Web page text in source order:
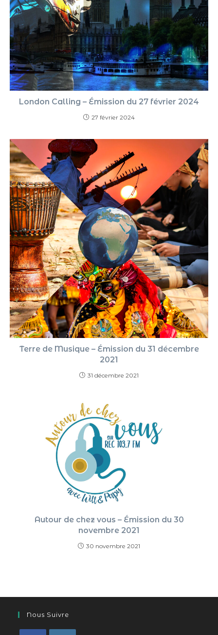
London Calling – Émission du 27 février 2024
27 février 2024
Terre de Musique – Émission du 31 décembre
2021
31 décembre 2021
Autour de chez vous – Émission du 30
novembre 2021
30 novembre 2021
Nous Suivre